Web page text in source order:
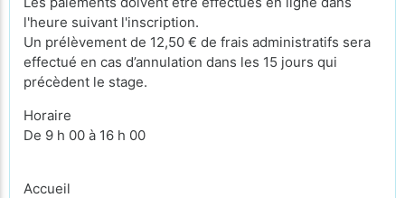
l'heure suivant l'inscription.
Un prélèvement de 12,50 € de frais administratifs sera
effectué en cas d’annulation dans les 15 jours qui
précèdent le stage.
Horaire
De 9 h 00 à 16 h 00
Accueil